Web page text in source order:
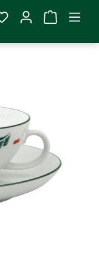
Du hast 0